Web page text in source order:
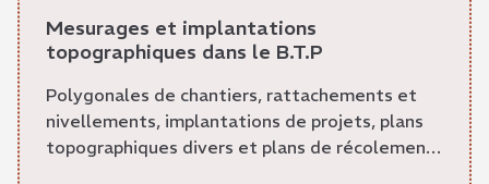
Mesurages et implantations
topographiques dans le B.T.P
Polygonales de chantiers, rattachements et
nivellements, implantations de projets, plans
topographiques divers et plans de récolement